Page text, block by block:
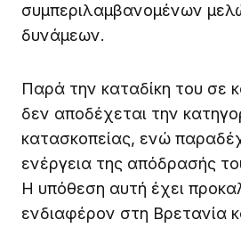
συμπεριλαμβανομένων
δυνάμεων.
Παρά την καταδίκη του σε
δεν αποδέχεται την
κατασκοπείας, ενώ
ενέργεια της απόδρασής
Η υπόθεση αυτή έχει
ενδιαφέρον στη Βρετανία